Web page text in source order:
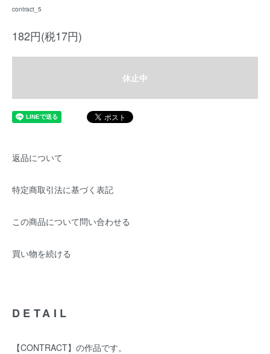
contract_5
182円(税17円)
休止中
返品について
特定商取引法に基づく表記
この商品について問い合わせる
買い物を続ける
DETAIL
【CONTRACT】の作品です。